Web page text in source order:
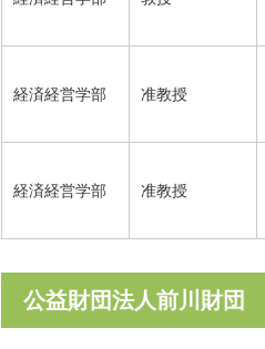
経済経営学部 准教授
経済経営学部 准教授
公益財団法人前川財団